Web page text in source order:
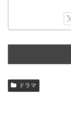
ドラマ